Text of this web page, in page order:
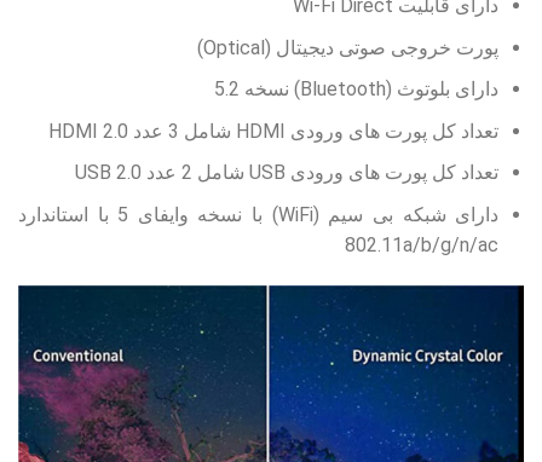
دارای قابلیت Wi-Fi Direct
پورت خروجی صوتی دیجیتال (Optical)
دارای بلوتوث (Bluetooth) نسخه 5.2
تعداد کل پورت های ورودی HDMI شامل 3 عدد HDMI 2.0
تعداد کل پورت های ورودی USB شامل 2 عدد USB 2.0
دارای شبکه بی سیم (WiFi) با نسخه وایفای 5 با استاندارد
802.11a/b/g/n/ac